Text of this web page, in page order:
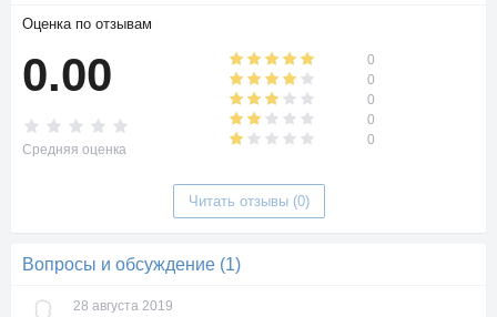
Оценка по отзывам
0.00
Средняя оценка
0
0
0
0
0
Читать отзывы (0)
Вопросы и обсуждение (1)
28 августа 2019